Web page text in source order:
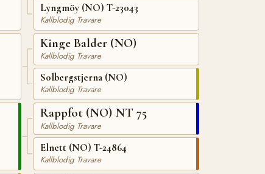
Lyngmöy (NO) T-23043
Kallblodig Travare
Kinge Balder (NO)
Kallblodig Travare
Solbergstjerna (NO)
Kallblodig Travare
Rappfot (NO) NT 75
Kallblodig Travare
Elnett (NO) T-24864
Kallblodig Travare